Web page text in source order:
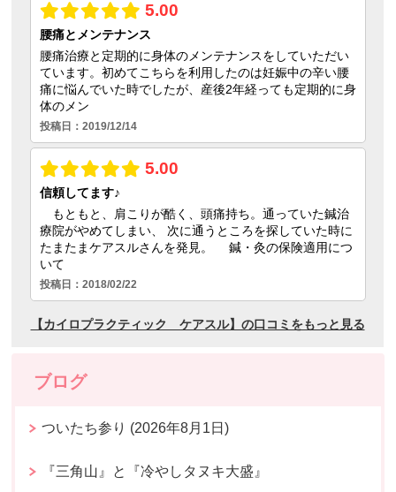
ブログ
ついたち参り (2026年8月1日)
『三角山』と『冷やしタヌキ大盛』